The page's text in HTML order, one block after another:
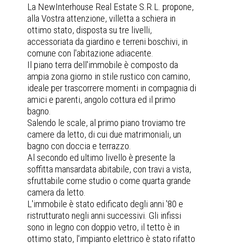
La NewInterhouse Real Estate S.R.L. propone,
alla Vostra attenzione, villetta a schiera in
ottimo stato, disposta su tre livelli,
accessoriata da giardino e terreni boschivi, in
comune con l'abitazione adiacente.
Il piano terra dell'immobile è composto da
ampia zona giorno in stile rustico con camino,
ideale per trascorrere momenti in compagnia di
amici e parenti, angolo cottura ed il primo
bagno.
Salendo le scale, al primo piano troviamo tre
camere da letto, di cui due matrimoniali, un
bagno con doccia e terrazzo.
Al secondo ed ultimo livello è presente la
soffitta mansardata abitabile, con travi a vista,
sfruttabile come studio o come quarta grande
camera da letto.
L'immobile è stato edificato degli anni '80 e
ristrutturato negli anni successivi. Gli infissi
sono in legno con doppio vetro, il tetto è in
ottimo stato, l'impianto elettrico è stato rifatto